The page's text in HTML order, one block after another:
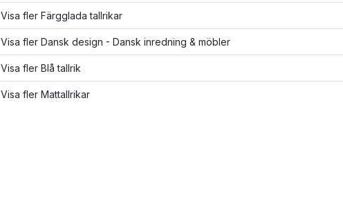
Visa fler Färgglada tallrikar
Visa fler Dansk design - Dansk inredning & möbler
Visa fler Blå tallrik
Visa fler Mattallrikar